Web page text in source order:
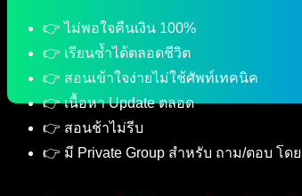
👉 ไม่พอใจคืนเงิน 100%
👉 เรียนซ้ำได้ตลอดชีวิต
👉 สอนเข้าใจง่ายไม่ใช้ศัพท์เทคนิค
👉 เนื้อหา Update ตลอด
👉 สอนช้าไม่รีบ
👉 มี Private Group สำหรับ ถาม/ตอบ โ